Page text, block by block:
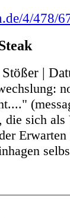
4/478/
|
die sich